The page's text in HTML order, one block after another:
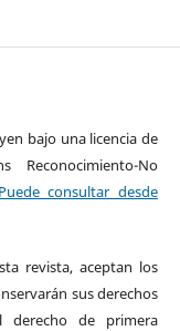
bajo una licencia de
Reconocimiento-No
Puede consultar desde
revista, aceptan los
sus derechos
de primera